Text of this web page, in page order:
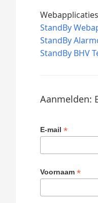
StandBy
StandBy
StandBy BHV
Aanmelden:
E-mail*
Voornaam*